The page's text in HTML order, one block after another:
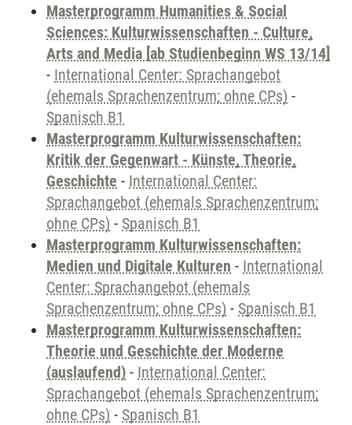
Masterprogramm Humanities & Social
Sciences: Kulturwissenschaften - Culture,
Arts and Media [ab Studienbeginn WS 13/14]
- International Center: Sprachangebot
(ehemals Sprachenzentrum; ohne CPs) -
Spanisch B1
Masterprogramm Kulturwissenschaften:
Kritik der Gegenwart - Künste, Theorie,
Geschichte - International Center:
Sprachangebot (ehemals Sprachenzentrum;
ohne CPs) - Spanisch B1
Masterprogramm Kulturwissenschaften:
Medien und Digitale Kulturen - International
Center: Sprachangebot (ehemals
Sprachenzentrum; ohne CPs) - Spanisch B1
Masterprogramm Kulturwissenschaften:
Theorie und Geschichte der Moderne
(auslaufend) - International Center:
Sprachangebot (ehemals Sprachenzentrum;
ohne CPs) - Spanisch B1